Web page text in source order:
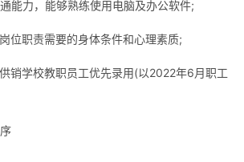
能力，能够熟练使用电脑及办公软件;
位职责需要的身体条件和心理素质;
销学校教职员工优先录用(以2022年6月职工